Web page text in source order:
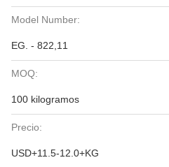
Model Number:
EG. - 822,11
MOQ:
100 kilogramos
Precio:
USD+11.5-12.0+KG